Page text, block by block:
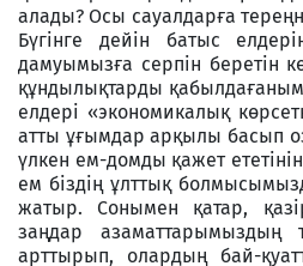
алады? Осы сауалдарға
Бүгінге дейін батыс
дамуымызға серпін беретін
құндылықтарды
елдері «экономикалық
атты ұғымдар арқылы басып
үлкен ем-домды қажет
ем біздің ұлттық
жатыр. Сонымен қатар,
заңдар азаматтарымыздың
арттырып, олардың бай-